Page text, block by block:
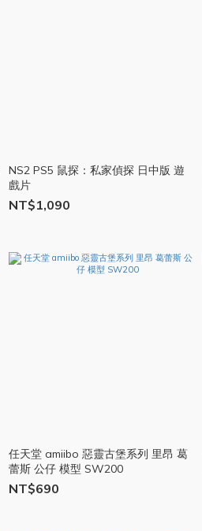
NS2 PS5 鼠探：私家偵探 日中版 遊
戲片
NT$1,090
任天堂 amiibo 惡靈古堡系列 里昂 葛
蕾斯 公仔 模型 SW200
NT$690